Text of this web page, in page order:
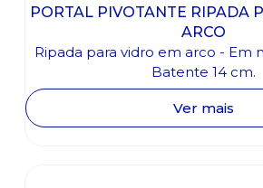
PORTAL PIVOTANTE RIPADA
ARCO
Ripada para vidro em arco - Em
Batente 14 cm.
Ver mais